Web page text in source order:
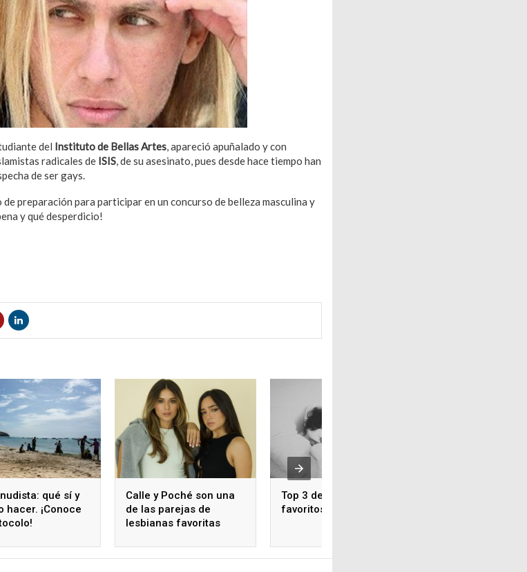
del Instituto de Bellas Artes, apareció apuñalado y con
radicales de ISIS, de su asesinato, pues desde hace tiempo han
de ser gays.
de preparación para participar en un concurso de belleza masculina y
y qué desperdicio!
qué sí y
hacer. ¡Conoce
Calle y Poché son una
de las parejas de
lesbianas favoritas
Top 3 de juguetes
favoritos